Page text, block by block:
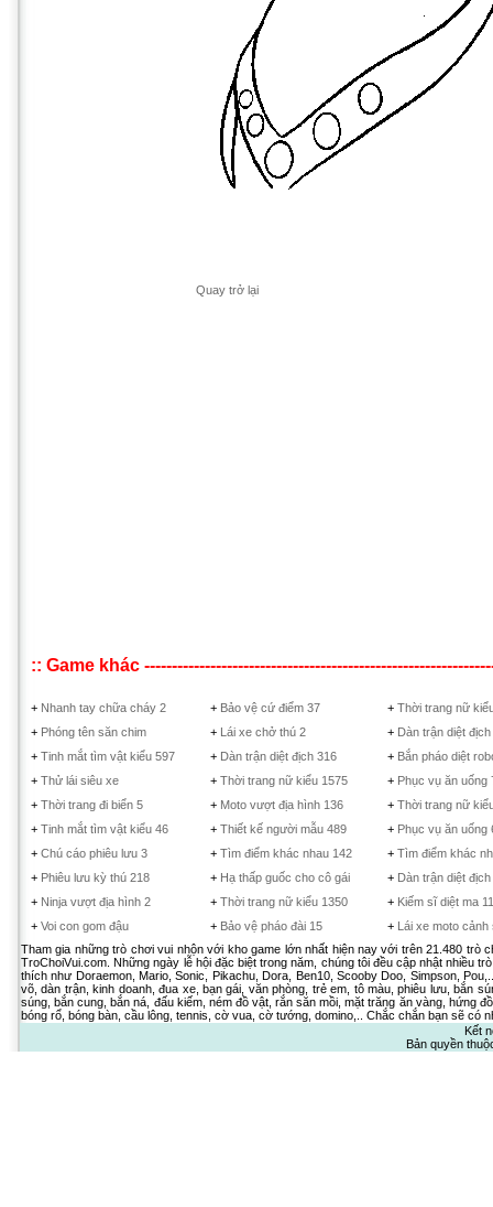
Quay trở lại
:: Game khác
+ Nhanh tay chữa cháy 2 + Bảo vệ cứ điểm 37 + Thời trang nữ
+ Phóng tên săn chim + Lái xe chở thú 2 + Dàn trận diệt
+ Tinh mắt tìm vật kiểu 597 + Dàn trận diệt địch 316 + Bắn pháo diệt
+ Thử lái siêu xe + Thời trang nữ kiểu 1575 + Phục vụ ăn uống
+ Thời trang đi biển 5 + Moto vượt địa hình 136 + Thời trang nữ
+ Tinh mắt tìm vật kiểu 46 + Thiết kế người mẫu 489 + Phục vụ ăn uống
+ Chú cáo phiêu lưu 3 + Tìm điểm khác nhau 142 + Tìm điểm khác
+ Phiêu lưu kỳ thú 218 + Hạ thấp guốc cho cô gái + Dàn trận diệt
+ Ninja vượt địa hình 2 + Thời trang nữ kiểu 1350 + Kiếm sĩ diệt ma 11
+ Voi con gom đậu + Bảo vệ pháo đài 15 + Lái xe moto cảnh
Tham gia những trò chơi vui nhộn với kho game lớn nhất hiện nay với trên 21.480
TroChoiVui.com. Những ngày lễ hội đặc biệt trong năm, chúng tôi đều cập nhật nhiều
thích như Doraemon, Mario, Sonic, Pikachu, Dora, Ben10, Scooby Doo, Simpson,
võ, dàn trận, kinh doanh, đua xe, bạn gái, văn phòng, trẻ em, tô màu, phiêu lưu, bắn
súng, bắn cung, bắn ná, đấu kiếm, ném đồ vật, rắn săn mồi, mặt trăng ăn vàng,
bóng rổ, bóng bàn, cầu lông, tennis, cờ vua, cờ tướng, domino,.. Chắc chắn bạn sẽ có
Kết
Bản quyền